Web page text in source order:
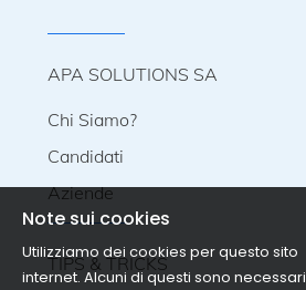
APA SOLUTIONS SA
Chi Siamo?
Candidati
Aziende
TIPS & TRICKS
Note sui cookies
Utilizziamo dei cookies per questo sito
internet. Alcuni di questi sono necessari